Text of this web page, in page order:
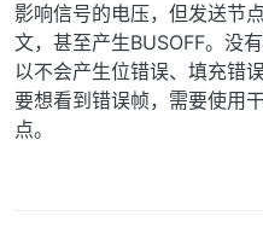
影响信号的电压，但发送节
文，甚至产生BUSOFF。没
以不会产生位错误、填充错
要想看到错误帧，需要使用
点。